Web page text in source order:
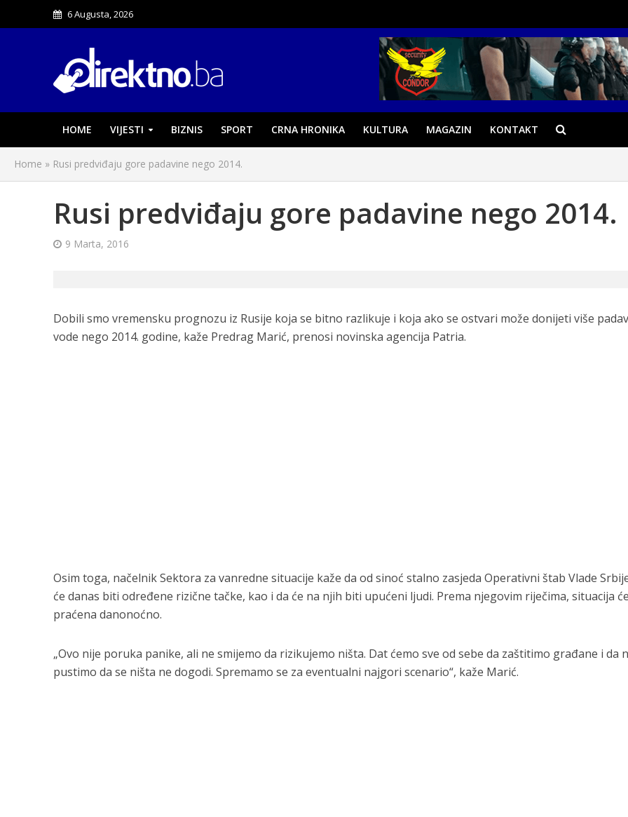
6 Augusta, 2026
HOME VIJESTI BIZNIS SPORT CRNA HRONIKA KULTURA MAGAZIN KONTAKT
Home » Rusi predviđaju gore padavine nego 2014.
Rusi predviđaju gore padavine nego 2014.
9 Marta, 2016
Dobili smo vremensku prognozu iz Rusije koja se bitno razlikuje i koja ako se ostvari može donijeti više
vode nego 2014. godine, kaže Predrag Marić, prenosi novinska agencija Patria.
Osim toga, načelnik Sektora za vanredne situacije kaže da od sinoć stalno zasjeda Operativni štab Vlade
će danas biti određene rizične tačke, kao i da će na njih biti upućeni ljudi. Prema njegovim riječima, situacija
praćena danonoćno.
„Ovo nije poruka panike, ali ne smijemo da rizikujemo ništa. Dat ćemo sve od sebe da zaštitimo građane i da
pustimo da se ništa ne dogodi. Spremamo se za eventualni najgori scenario“, kaže Marić.